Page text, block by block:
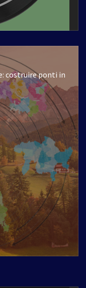
costruire ponti in